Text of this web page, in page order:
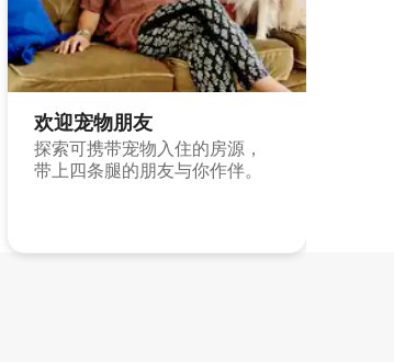
欢迎宠物朋友
探索可携带宠物入住的房源，
带上四条腿的朋友与你作伴。